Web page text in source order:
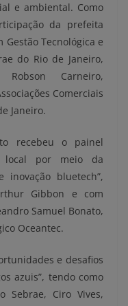
e ambiental. Como
da prefeita
Tecnológica e
do Rio de Janeiro,
Carneiro,
Comerciais
Janeiro.
recebeu o painel
local por meio da
bluetech”,
Gibbon e com
Samuel Bonato,
Oceantec.
e desafios
azuis”, tendo como
Sebrae, Ciro Vives,